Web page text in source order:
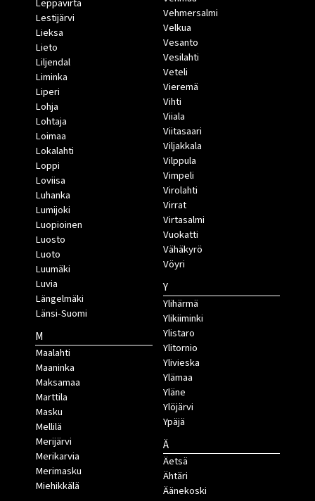
Lestijärvi
Lieksa
Lieto
Liljendal
Liminka
Liperi
Lohja
Lohtaja
Loimaa
Lokalahti
Loppi
Loviisa
Luhanka
Lumijoki
Luopioinen
Luosto
Luoto
Luumäki
Luvia
Längelmäki
Länsi-Suomi
M
Maalahti
Maaninka
Maksamaa
Marttila
Masku
Mellilä
Merijärvi
Merikarvia
Merimasku
Miehikkälä
Vehmersalmi
Velkua
Vesanto
Vesilahti
Veteli
Vieremä
Vihti
Viiala
Viitasaari
Viljakkala
Vilppula
Vimpeli
Virolahti
Virrat
Virtasalmi
Vuokatti
Vähäkyrö
Vöyri
Y
Ylihärmä
Ylikiiminki
Ylistaro
Ylitornio
Ylivieska
Ylämaa
Yläne
Ylöjärvi
Ypäjä
Ä
Äetsä
Ähtäri
Äänekoski